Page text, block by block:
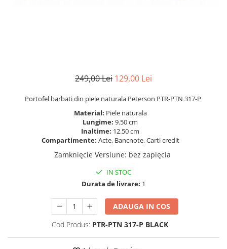
249,00 Lei 129,00 Lei
Portofel barbati din piele naturala Peterson PTR-PTN 317-P
Material: Piele naturala
Lungime: 9.50 cm
Inaltime: 12.50 cm
Compartimente: Acte, Bancnote, Carti credit
Zamknięcie Versiune: bez zapięcia
IN STOC
Durata de livrare: 1
ADAUGA IN COS
Cod Produs: PTR-PTN 317-P BLACK